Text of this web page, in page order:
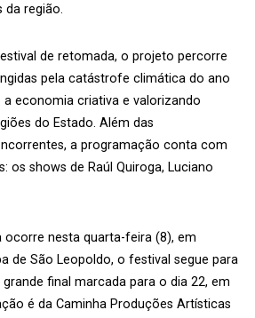
da região.
de retomada, o projeto percorre
pela catástrofe climática do ano
economia criativa e valorizando
do Estado. Além das
a programação conta com
os shows de Raúl Quiroga, Luciano
ocorre nesta quarta-feira (8), em
de São Leopoldo, o festival segue para
final marcada para o dia 22, em
é da Caminha Produções Artísticas